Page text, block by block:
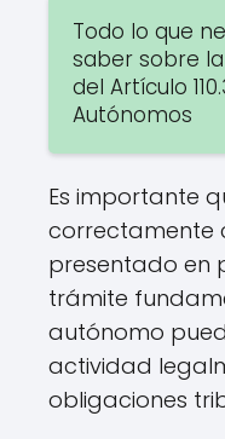
Todo lo que
saber sobre
del Artículo
Autónomos
Es importante
correctamente
presentado en
trámite
autónomo
actividad
obligaciones